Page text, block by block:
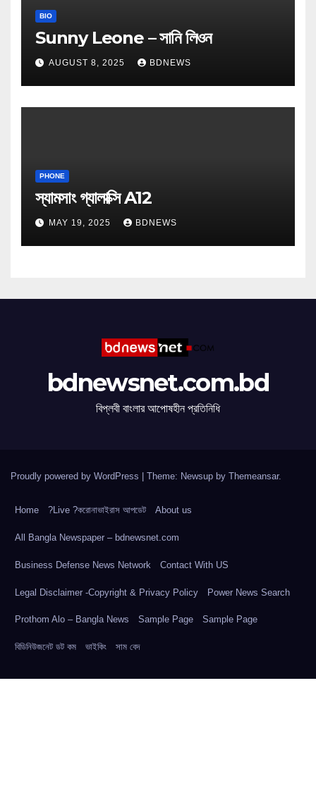
BIO
Sunny Leone – সানি লিওন
AUGUST 8, 2025 BDNEWS
PHONE
স্যামসাং গ্যালাক্সি A12
MAY 19, 2025 BDNEWS
bdnewsnet.com.bd
বিপ্লবী বাংলার আপোষহীন প্রতিনিধি
Proudly powered by WordPress Theme: Newsup by Themeansar.
Home ?Live ?করোনাভাইরাস আপডেট About us
All Bangla Newspaper – bdnewsnet.com
Business Defense News Network Contact With US
Legal Disclaimer -Copyright & Privacy Policy Power News Search
Prothom Alo – Bangla News Sample Page Sample Page
বিডিনিউজনেট ডট কম ভাইকিং সাম বেদ